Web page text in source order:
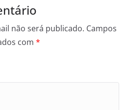
não será publicado. Campos
com *